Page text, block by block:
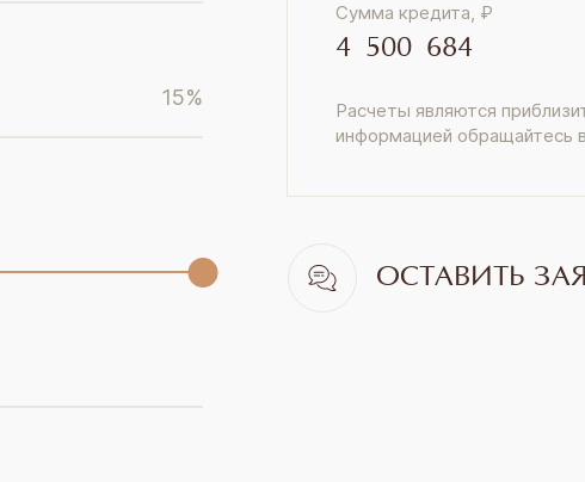
15%
Сумма кредита, ₽
4 500 684
Расчеты являются
информацией обращайтесь
ОСТАВИТЬ